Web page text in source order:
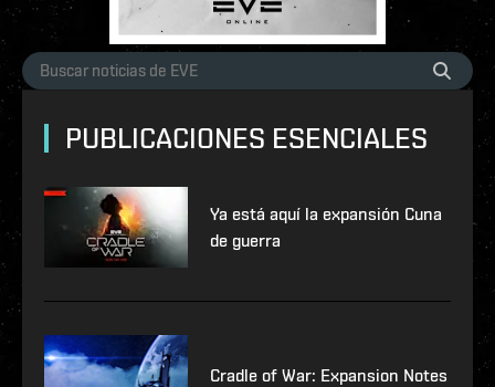
PUBLICACIONES ESENCIALES
Ya está aquí la expansión Cuna
de guerra
Cradle of War: Expansion Notes